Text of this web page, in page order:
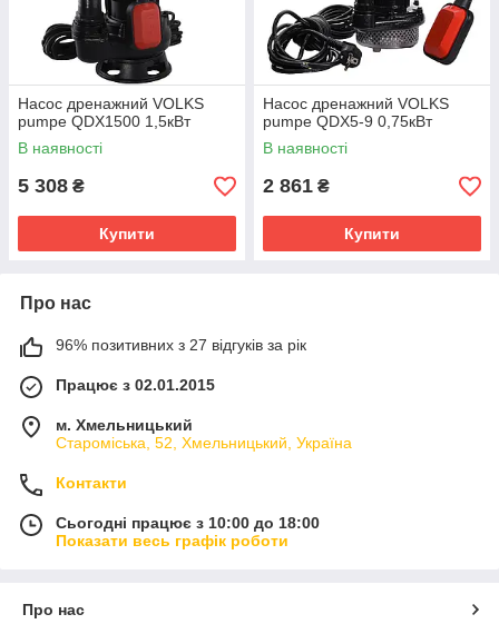
Насос дренажний VOLKS
pumpe QDX1500 1,5кВт
В наявності
5 308 ₴
Купити
Насос дренажний VOLKS
pumpe QDX5-9 0,75кВт
В наявності
2 861 ₴
Купити
Про нас
96% позитивних з 27 відгуків за рік
Працює з 02.01.2015
м. Хмельницький
Староміська, 52, Хмельницький, Україна
Контакти
Сьогодні працює з 10:00 до 18:00
Показати весь графік роботи
Про нас